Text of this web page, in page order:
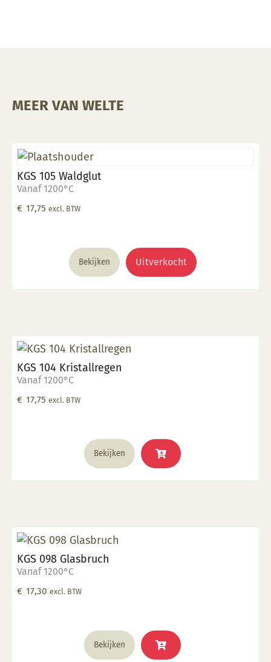
MEER VAN WELTE
KGS 105 Waldglut
Vanaf 1200°C
€ 17,75 excl. BTW
Bekijken Uitverkocht
KGS 104 Kristallregen
Vanaf 1200°C
€ 17,75 excl. BTW
Bekijken
KGS 098 Glasbruch
Vanaf 1200°C
€ 17,30 excl. BTW
Bekijken